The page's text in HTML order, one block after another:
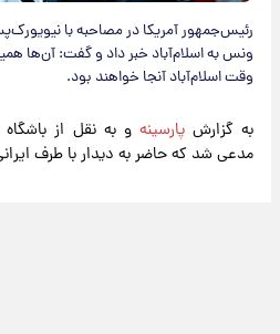
رئیس‌جمهور آمریکا در مصاحبه با
ونس به اسلام‌آباد خبر داد و گفت: آن‌ها
وقت اسلام‌آباد آنجا خواهند بود.
به گزارشپارسینه و به نقل از
مدعی شد که حاضر به دیدار با طرف